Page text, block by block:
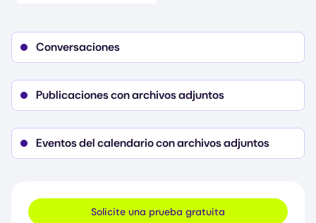
Conversaciones
Publicaciones con archivos adjuntos
Eventos del calendario con archivos adjuntos
Solicite una prueba gratuita